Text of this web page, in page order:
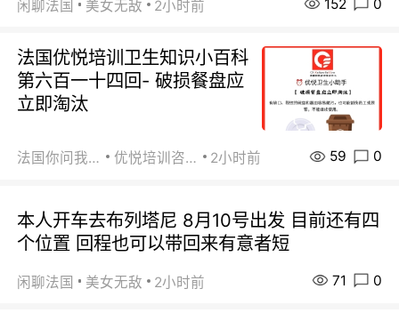
闲聊法国 美女无敌 2小时前 152 0
法国优悦培训卫生知识小百科
第六百一十四回- 破损餐盘应
立即淘汰
法国你问我答 优悦培训咨询 2小时前 59 0
本人开车去布列塔尼 8月10号出发 目前还有四
个位置 回程也可以带回来有意者短
闲聊法国 美女无敌 2小时前 71 0